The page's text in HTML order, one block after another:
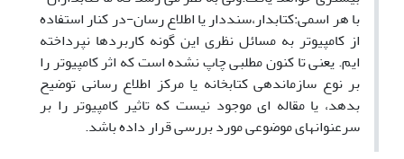
با هر اسمی:کتابدار،سنددار یا اطلاع رسان-در کنار استفاده
از کامپیوتر به مسائل نظری این گونه کاربردها نپرداخته
ایم. یعنی تا کنون مطلبی چاپ نشده است که اثر کامپیوتر را
بر نوع سازماندهی کتابخانه یا مرکز اطلاع رسانی توضیح
بدهد، یا مقاله ای موجود نیست که تاثیر کامپیوتر را بر
سرعنوانهای موضوعی مورد بررسی قرار داده باشد.